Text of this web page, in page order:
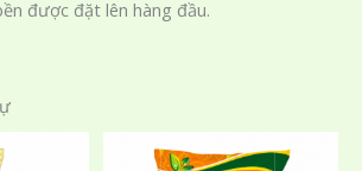
được đặt lên hàng đầu.